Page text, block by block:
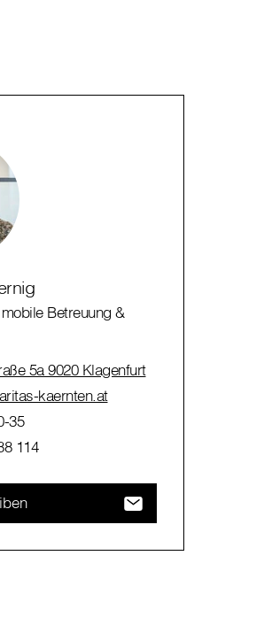
Betreuung &
5a 9020 Klagenfurt
kaernten.at
35
114